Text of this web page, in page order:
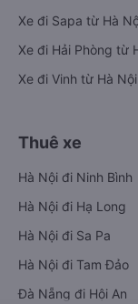
Xe đi Sapa từ Hà
Xe đi Hải Phòng từ
Xe đi Vinh từ Hà Nội
Thuê xe
Hà Nội đi Ninh Bình
Hà Nội đi Hạ Long
Hà Nội đi Sa Pa
Hà Nội đi Tam Đảo
Đà Nẵng đi Hội An